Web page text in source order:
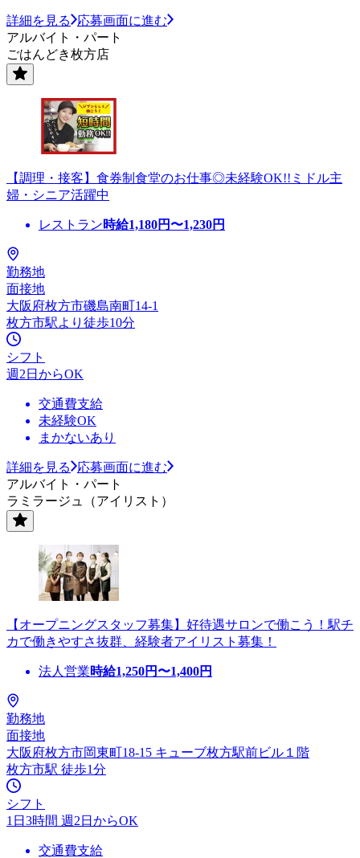
詳細を見る
応募画面に進む
アルバイト・パート
ごはんどき枚方店
【調理・接客】食券制食堂のお仕事◎未経験OK!!ミドル主
婦・シニア活躍中
レストラン時給1,180円〜1,230円
勤務地
面接地
大阪府枚方市磯島南町14-1
枚方市駅より徒歩10分
シフト
週2日からOK
交通費支給
未経験OK
まかないあり
詳細を見る
応募画面に進む
アルバイト・パート
ラミラージュ（アイリスト）
【オープニングスタッフ募集】好待遇サロンで働こう！駅チ
カで働きやすさ抜群、経験者アイリスト募集！
法人営業時給1,250円〜1,400円
勤務地
面接地
大阪府枚方市岡東町18-15 キューブ枚方駅前ビル１階
枚方市駅 徒歩1分
シフト
1日3時間 週2日からOK
交通費支給